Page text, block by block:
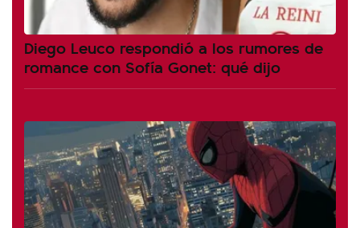
Diego Leuco respondió a los rumores de
romance con Sofía Gonet: qué dijo